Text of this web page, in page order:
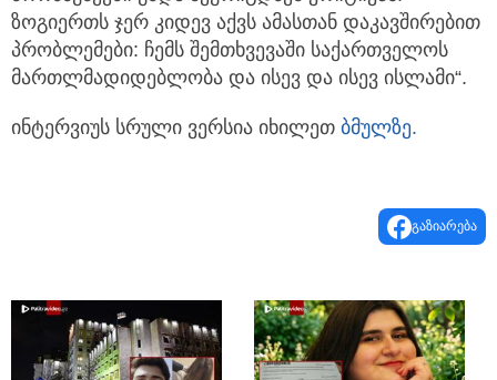
ზოგიერთს ჯერ კიდევ აქვს ამასთან დაკავშირებით
პრობლემები: ჩემს შემთხვევაში საქართველოს
მართლმადიდებლობა და ისევ და ისევ ისლამი“.
ინტერვიუს სრული ვერსია იხილეთ ბმულზე.
გაზიარება